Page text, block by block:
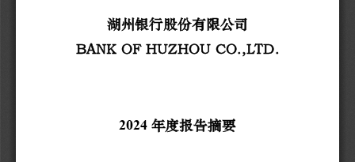
湖州银行股份有限公司
BANK OF HUZHOU CO.,LTD.
2024 年度报告摘要